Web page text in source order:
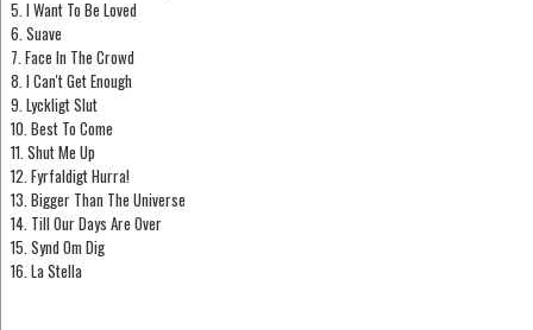
5. I Want To Be Loved
6. Suave
7. Face In The Crowd
8. I Can't Get Enough
9. Lyckligt Slut
10. Best To Come
11. Shut Me Up
12. Fyrfaldigt Hurra!
13. Bigger Than The Universe
14. Till Our Days Are Over
15. Synd Om Dig
16. La Stella